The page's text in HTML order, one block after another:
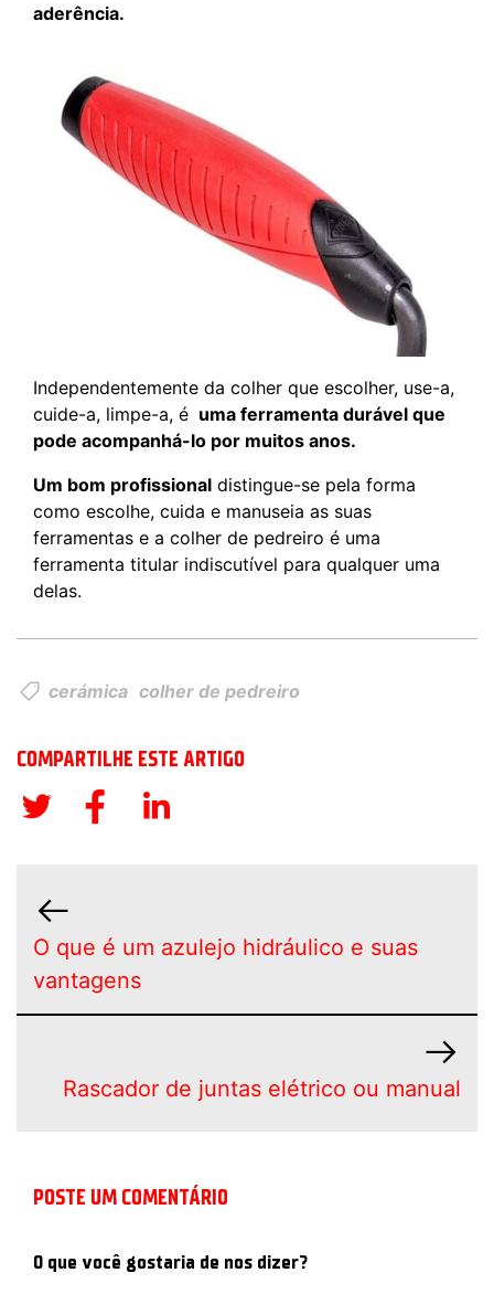
aderência.
Independentemente da colher que escolher, use-a,
cuide-a, limpe-a, é uma ferramenta durável que
pode acompanhá-lo por muitos anos.
Um bom profissional distingue-se pela forma
como escolhe, cuida e manuseia as suas
ferramentas e a colher de pedreiro é uma
ferramenta titular indiscutível para qualquer uma
delas.
cerámica colher de pedreiro
COMPARTILHE ESTE ARTIGO
O que é um azulejo hidráulico e suas
vantagens
Rascador de juntas elétrico ou manual
POSTE UM COMENTÁRIO
O que você gostaria de nos dizer?